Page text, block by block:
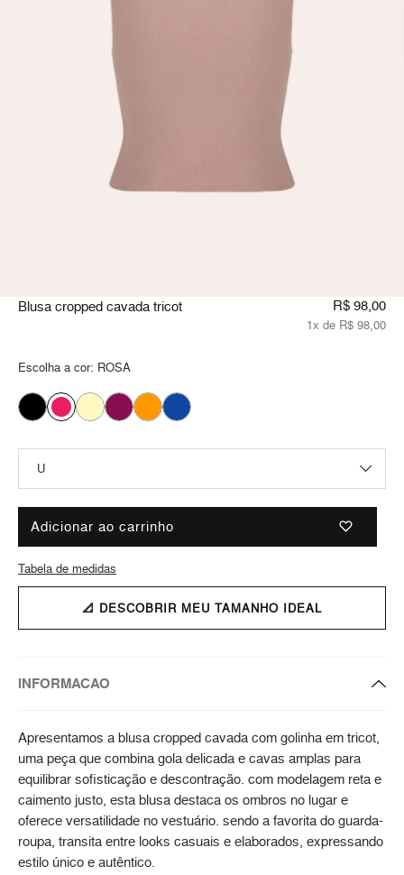
Blusa cropped cavada tricot R$ 98,00
1x de R$ 98,00
Escolha a cor: ROSA
Adicionar ao carrinho
Tabela de medidas
📐 DESCOBRIR MEU TAMANHO IDEAL
INFORMACAO
Apresentamos a blusa cropped cavada com golinha em tricot,
uma peça que combina gola delicada e cavas amplas para
equilibrar sofisticação e descontração. com modelagem reta e
caimento justo, esta blusa destaca os ombros no lugar e
oferece versatilidade no vestuário. sendo a favorita do guarda-
roupa, transita entre looks casuais e elaborados, expressando
estilo único e autêntico.